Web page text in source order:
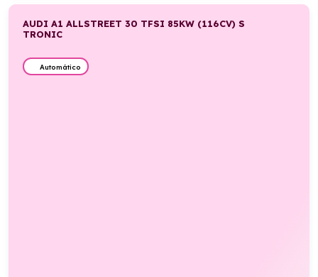
AUDI A1 ALLSTREET 30 TFSI 85KW (116CV) S
TRONIC
Automático